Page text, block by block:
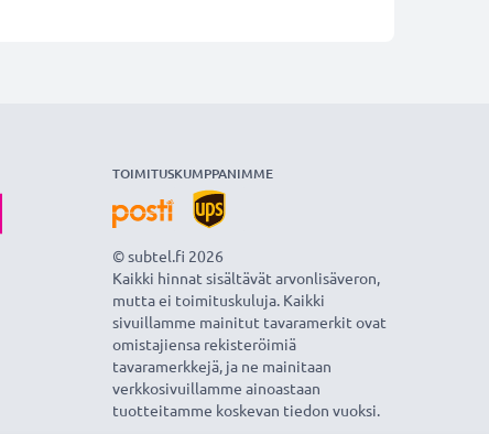
TOIMITUSKUMPPANIMME
© subtel.fi 2026
Kaikki hinnat sisältävät arvonlisäveron,
mutta ei toimituskuluja. Kaikki
sivuillamme mainitut tavaramerkit ovat
omistajiensa rekisteröimiä
tavaramerkkejä, ja ne mainitaan
verkkosivuillamme ainoastaan
tuotteitamme koskevan tiedon vuoksi.